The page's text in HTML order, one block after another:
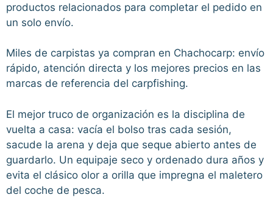
productos relacionados para completar el pedido en
un solo envío.
Miles de carpistas ya compran en Chachocarp: envío
rápido, atención directa y los mejores precios en las
marcas de referencia del carpfishing.
El mejor truco de organización es la disciplina de
vuelta a casa: vacía el bolso tras cada sesión,
sacude la arena y deja que seque abierto antes de
guardarlo. Un equipaje seco y ordenado dura años y
evita el clásico olor a orilla que impregna el maletero
del coche de pesca.